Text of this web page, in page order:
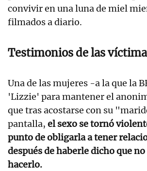
convivir en una luna de miel
filmados a diario.
Testimonios de las
Una de las mujeres -a la que la
'Lizzie' para mantener el
que tras acostarse con su
pantalla, el sexo se tornó
punto de obligarla a tener
después de haberle dicho que
hacerlo.